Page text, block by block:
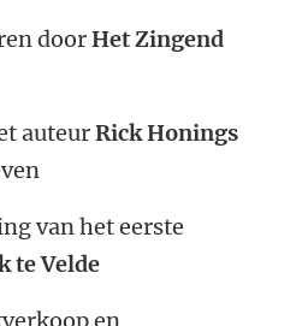
doorHet Zingend
auteurRick Honings
van het eerste
te Velde